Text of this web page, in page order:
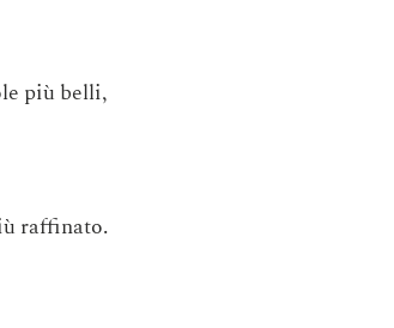
più belli,
raffinato.